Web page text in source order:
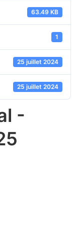
63.49 KB
1
25 juillet 2024
25 juillet 2024
-